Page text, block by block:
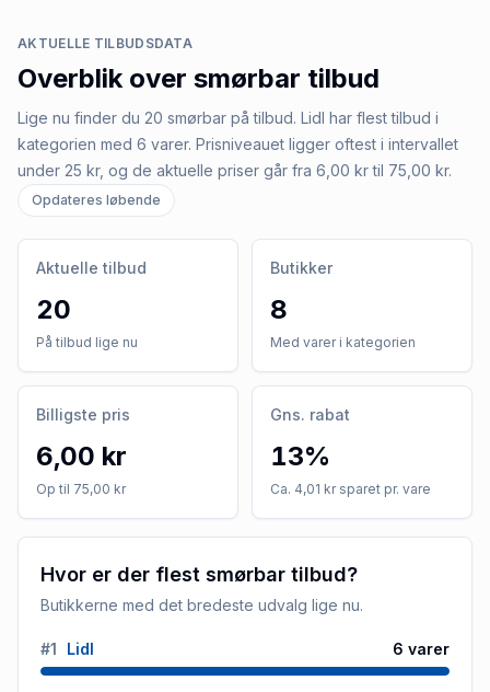
AKTUELLE TILBUDSDATA
Overblik over smørbar tilbud
Lige nu finder du 20 smørbar på tilbud. Lidl har flest tilbud i
kategorien med 6 varer. Prisniveauet ligger oftest i intervallet
under 25 kr, og de aktuelle priser går fra 6,00 kr til 75,00 kr.
Opdateres løbende
Aktuelle tilbud
20
På tilbud lige nu
Butikker
8
Med varer i kategorien
Billigste pris
6,00 kr
Op til 75,00 kr
Gns. rabat
13%
Ca. 4,01 kr sparet pr. vare
Hvor er der flest smørbar tilbud?
Butikkerne med det bredeste udvalg lige nu.
#1 Lidl 6 varer